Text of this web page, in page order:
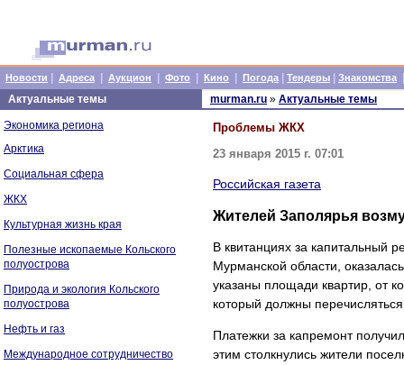
Новости Адреса Аукцион Фото Кино Погода Тендеры Знакомства
Актуальные темы
Экономика региона
Арктика
Социальная сфера
ЖКХ
Культурная жизнь края
Полезные ископаемые Кольского
полуострова
Природа и экология Кольского
полуострова
Нефть и газ
Международное сотрудничество
murman.ru » Актуальные темы
Проблемы ЖКХ
23 января 2015 г. 07:01
Российская газета
Жителей Заполярья
В квитанциях за капитальный
Мурманской области,
указаны площади квартир, от
который должны
Платежки за капремонт
этим столкнулись жители